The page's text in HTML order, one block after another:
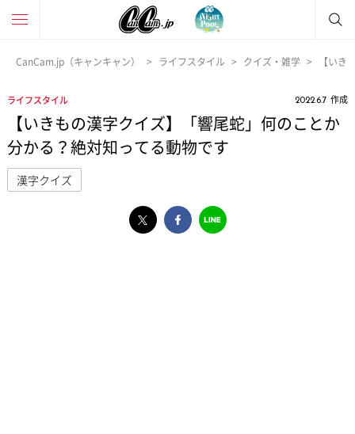
CanCam.jp（キャンキャン） ライフスタイル クイズ・雑学 【い
ライフスタイル 2022.6.7 作成
【いきもの漢字クイズ】「響尾蛇」何のことか
分かる？絶対知ってる動物です
漢字クイズ